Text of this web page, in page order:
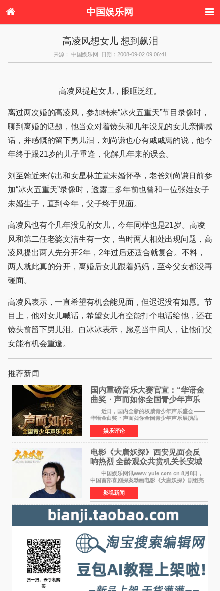
中国娱乐网
日本娱乐 韩国娱乐
音乐新闻 影视新闻
内地明星八卦
高凌风想女儿 想到飙泪
来源： 中国娱乐网 日期：2008-09-02 09:06:41
高凌风提起女儿，眼眶泛红。
离过两次婚的高凌风，参加纬来“冰火五重天”节目录像时，
聊到离婚的话题，他当众对着镜头和几年没见的女儿亲情喊
话，并感慨的留下男儿泪，刘尚谦也心有戚戚焉的说，他今
年终于跟21岁的儿子重逢，化解几年来的误会。
刘至翰近来传出和女星林芷萱未婚怀孕，老爸刘尚谦日前参
加“冰火五重天”录像时，透露二多年前也曾和一位张姓女子
未婚生子，直到今年，父子终于见面。
高凌风也有个几年没见的女儿，今年同样也是21岁。高凌
风和第二任老婆文洁生有一女，当时两人相处出现问题，高
凌风提出两人先分开2年，2年过后还适合就复合。不料，
两人就此真的分开，离婚后女儿跟着妈妈，至今父女都没再
碰面。
高凌风表示，一直希望有机会能见面，但迟迟没有如愿。节
目上，他对女儿喊话，希望女儿有空能打个电话给他，还在
镜头前留下男儿泪。白冰冰表示，愿意当中间人，让他们父
女能有机会重逢。
推荐新闻
国内重磅音乐大赛官宣：“华语金
曲奖・声而如你全国青少年声乐
展演” 正式启幕，阿沁出任明星总
评审
近日，国内全新的权威青少年声乐盛会 ——
华语金曲奖・声而如你全国青少年声乐展演品
牌，在湖南长沙隆重举行官宣，国内又一高规格
青少年声乐赛事全面启航。 本赛事由寰宇声
扬联合华语金曲
娱乐评论
电影《大唐妖探》西安见面会反
响热烈 全龄观众共赏机关长安城
中国娱乐网讯www yule com cn 8月8日，
中国首部喜剧探案动画电影《大唐妖探》剧组亮
相西安，举办线下见面会活动。导演程腾、联合
导演黄珉、总制片人曹紫建、制片人李莹莹、领
衔声音出演雷淞然
影视新闻